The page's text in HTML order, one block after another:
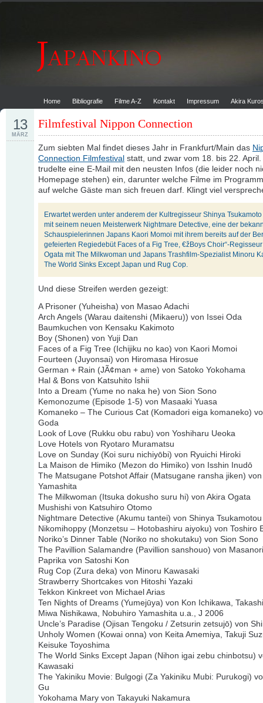
Home Bibliografie Filme A-Z Kontakt Impressum Akira
Filmfestival Nippon Connection
13
MÄRZ
Zum siebten Mal findet dieses Jahr in Frankfurt/Main das
Connection Filmfestival statt, und zwar vom 18. bis 22.
trudelte eine E-Mail mit den neusten Infos (die leider noch
Homepage stehen) ein, darunter welche Filme im
auf welche Gäste man sich freuen darf. Klingt viel
Erwartet werden unter anderem der Kultregisseur Shinya Tsukamoto
mit seinem neuen Meisterwerk Nightmare Detective, eine der
Schauspielerinnen Japans Kaori Momoi mit ihrem bereits auf der
gefeierten Regiedebüt Faces of a Fig Tree, €žBoys Choir“-
Ogata mit The Milkwoman und Japans Trashfilm-Spezialist Minoru
The World Sinks Except Japan und Rug Cop.
Und diese Streifen werden gezeigt:
A Prisoner (Yuheisha) von Masao Adachi
Arch Angels (Warau daitenshi (Mikaeru)) von Issei Oda
Baumkuchen von Kensaku Kakimoto
Boy (Shonen) von Yuji Dan
Faces of a Fig Tree (Ichijiku no kao) von Kaori Momoi
Fourteen (Juyonsai) von Hiromasa Hirosue
German + Rain (JÃ¢man + ame) von Satoko Yokohama
Hal & Bons von Katsuhito Ishii
Into a Dream (Yume no naka he) von Sion Sono
Kemonozume (Episode 1-5) von Masaaki Yuasa
Komaneko – The Curious Cat (Komadori eiga komaneko)
Goda
Look of Love (Rukku obu rabu) von Yoshiharu Ueoka
Love Hotels von Ryotaro Muramatsu
Love on Sunday (Koi suru nichiyōbi) von Ryuichi Hiroki
La Maison de Himiko (Mezon do Himiko) von Isshin Inudō
The Matsugane Potshot Affair (Matsugane ransha jiken)
Yamashita
The Milkwoman (Itsuka dokusho suru hi) von Akira Ogata
Mushishi von Katsuhiro Otomo
Nightmare Detective (Akumu tantei) von Shinya Tsukamotou
Nikomihoppy (Monzetsu – Hotobashiru aiyoku) von Toshiro
Noriko’s Dinner Table (Noriko no shokutaku) von Sion Sono
The Pavillion Salamandre (Pavillion sanshouo) von
Paprika von Satoshi Kon
Rug Cop (Zura deka) von Minoru Kawasaki
Strawberry Shortcakes von Hitoshi Yazaki
Tekkon Kinkreet von Michael Arias
Ten Nights of Dreams (Yumejūya) von Kon Ichikawa,
Miwa Nishikawa, Nobuhiro Yamashita u.a., J 2006
Uncle’s Paradise (Ojisan Tengoku / Zetsurin zetsujō) von
Unholy Women (Kowai onna) von Keita Amemiya, Takuji
Keisuke Toyoshima
The World Sinks Except Japan (Nihon igai zebu chinbotsu)
Kawasaki
The Yakiniku Movie: Bulgogi (Za Yakiniku Mubi: Purukogi)
Gu
Yokohama Mary von Takayuki Nakamura